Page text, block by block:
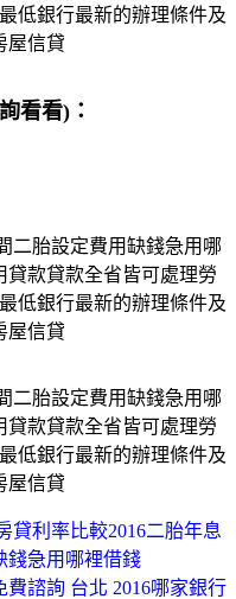
低銀行最新的辦理條件及
屋信貸
看看)：
二胎設定費用缺錢急用哪
款貸款全省皆可處理勞
低銀行最新的辦理條件及
屋信貸
二胎設定費用缺錢急用哪
款貸款全省皆可處理勞
低銀行最新的辦理條件及
屋信貸
貸利率比較2016二胎年息
錢急用哪裡借錢
諮詢 台北 2016哪家銀行